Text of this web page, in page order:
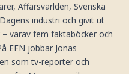
Affärsvärlden, Svenska
industri och givit ut
varav fem faktaböcker och
EFN jobbar Jonas
som tv-reporter och